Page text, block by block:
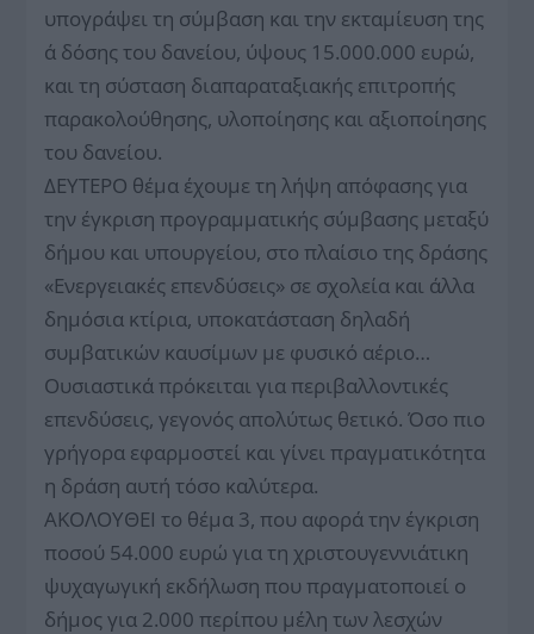
υπογράψει τη σύμβαση και την εκταμίευση της
α΄ δόσης του δανείου, ύψους 15.000.000 ευρώ,
και τη σύσταση διαπαραταξιακής επιτροπής
παρακολούθησης, υλοποίησης και αξιοποίησης
του δανείου.
ΔΕΥΤΕΡΟ θέμα έχουμε τη λήψη απόφασης για
την έγκριση προγραμματικής σύμβασης μεταξύ
δήμου και υπουργείου, στο πλαίσιο της δράσης
«Ενεργειακές επενδύσεις» σε σχολεία και άλλα
δημόσια κτίρια, υποκατάσταση δηλαδή
συμβατικών καυσίμων με φυσικό αέριο…
Ουσιαστικά πρόκειται για περιβαλλοντικές
επενδύσεις, γεγονός απολύτως θετικό. Όσο πιο
γρήγορα εφαρμοστεί και γίνει πραγματικότητα
η δράση αυτή τόσο καλύτερα.
ΑΚΟΛΟΥΘΕΙ το θέμα 3, που αφορά την έγκριση
ποσού 54.000 ευρώ για τη χριστουγεννιάτικη
ψυχαγωγική εκδήλωση που πραγματοποιεί ο
δήμος για 2.000 περίπου μέλη των λεσχών